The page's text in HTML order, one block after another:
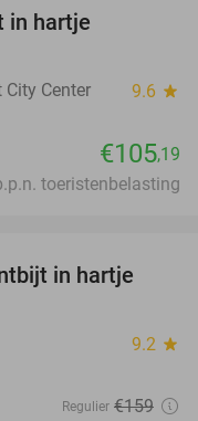
in hartje
Center 9.6 star
€105,19
toeristenbelasting
26%
in hartje
9.2 star
Regulier €159